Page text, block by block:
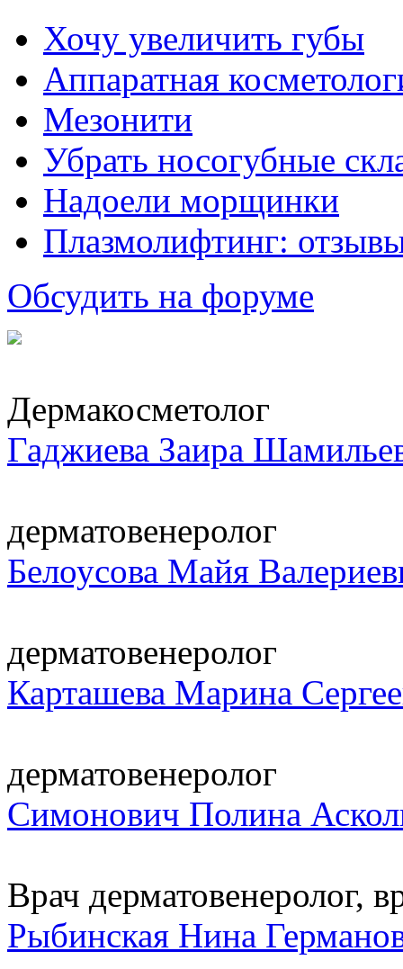
Хочу увеличить губы
Аппаратная
Мезонити
Убрать носогубные
Надоели морщинки
Плазмолифтинг:
Обсудить на форуме
Дермакосметолог
Гаджиева Заира
дерматовенеролог
Белоусова Майя
дерматовенеролог
Карташева Марина
дерматовенеролог
Симонович Полина
Врач дерматовенеролог,
Рыбинская Нина